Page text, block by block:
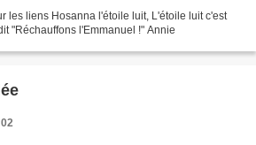
les liens Hosanna l'étoile luit, L'étoile luit c'est
"Réchauffons l'Emmanuel !" Annie